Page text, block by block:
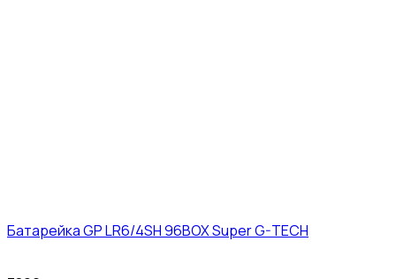
Батарейка GP LR6/4SH 96BOX Super G-TECH